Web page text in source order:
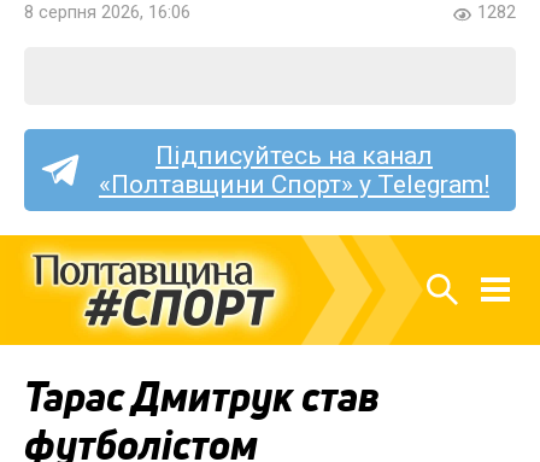
8 серпня 2026, 16:06 1282
Підписуйтесь на канал
«Полтавщини Спорт» у Telegram!
Тарас Дмитрук став
футболістом